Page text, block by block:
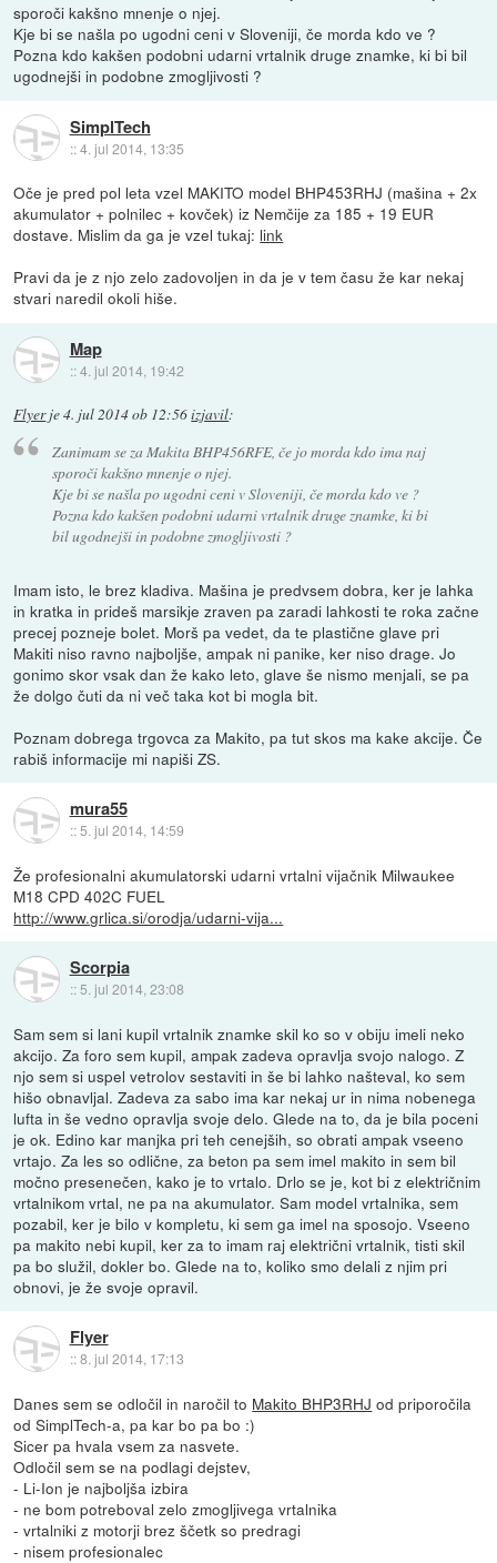
sporoči kakšno mnenje o njej.
Kje bi se našla po ugodni ceni v Sloveniji, če morda kdo ve ?
Pozna kdo kakšen podobni udarni vrtalnik druge znamke, ki bi bil
ugodnejši in podobne zmogljivosti ?
SimplTech
::4. jul 2014, 13:35
Oče je pred pol leta vzel MAKITO model BHP453RHJ (mašina + 2x
akumulator + polnilec + kovček) iz Nemčije za 185 + 19 EUR
dostave. Mislim da ga je vzel tukaj: link
Pravi da je z njo zelo zadovoljen in da je v tem času že kar nekaj
stvari naredil okoli hiše.
Map
::4. jul 2014, 19:42
Flyerje4. jul 2014 ob 12:56izjavil:
Zanimam se za Makita BHP456RFE, če jo morda kdo ima naj
sporoči kakšno mnenje o njej.
Kje bi se našla po ugodni ceni v Sloveniji, če morda kdo ve ?
Pozna kdo kakšen podobni udarni vrtalnik druge znamke, ki bi
bil ugodnejši in podobne zmogljivosti ?
Imam isto, le brez kladiva. Mašina je predvsem dobra, ker je lahka
in kratka in prideš marsikje zraven pa zaradi lahkosti te roka začne
precej pozneje bolet. Morš pa vedet, da te plastične glave pri
Makiti niso ravno najboljše, ampak ni panike, ker niso drage. Jo
gonimo skor vsak dan že kako leto, glave še nismo menjali, se pa
že dolgo čuti da ni več taka kot bi mogla bit.
Poznam dobrega trgovca za Makito, pa tut skos ma kake akcije. Če
rabiš informacije mi napiši ZS.
mura55
::5. jul 2014, 14:59
Že profesionalni akumulatorski udarni vrtalni vijačnik Milwaukee
M18 CPD 402C FUEL
http://www.grlica.si/orodja/udarni-vija...
Scorpia
:: 5. jul 2014, 23:08
Sam sem si lani kupil vrtalnik znamke skil ko so v obiju imeli neko
akcijo. Za foro sem kupil, ampak zadeva opravlja svojo nalogo. Z
njo sem si uspel vetrolov sestaviti in še bi lahko našteval, ko sem
hišo obnavljal. Zadeva za sabo ima kar nekaj ur in nima nobenega
lufta in še vedno opravlja svoje delo. Glede na to, da je bila poceni
je ok. Edino kar manjka pri teh cenejših, so obrati ampak vseeno
vrtajo. Za les so odlične, za beton pa sem imel makito in sem bil
močno presenečen, kako je to vrtalo. Drlo se je, kot bi z električnim
vrtalnikom vrtal, ne pa na akumulator. Sam model vrtalnika, sem
pozabil, ker je bilo v kompletu, ki sem ga imel na sposojo. Vseeno
pa makito nebi kupil, ker za to imam raj električni vrtalnik, tisti skil
pa bo služil, dokler bo. Glede na to, koliko smo delali z njim pri
obnovi, je že svoje opravil.
Flyer
::8. jul 2014, 17:13
Danes sem se odločil in naročil to Makito BHP3RHJ od priporočila
od SimplTech-a, pa kar bo pa bo :)
Sicer pa hvala vsem za nasvete.
Odločil sem se na podlagi dejstev,
- Li-Ion je najboljša izbira
- ne bom potreboval zelo zmogljivega vrtalnika
- vrtalniki z motorji brez ščetk so predragi
- nisem profesionalec